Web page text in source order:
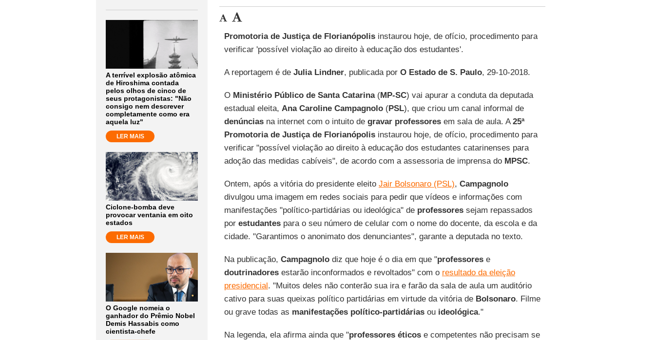
A terrível explosão atômica
de Hiroshima contada
pelos olhos de cinco de
seus protagonistas: "Não
consigo nem descrever
completamente como era
aquela luz"
LER MAIS
Ciclone-bomba deve
provocar ventania em oito
estados
LER MAIS
O Google nomeia o
ganhador do Prêmio Nobel
Demis Hassabis como
cientista-chefe
Promotoria de Justiça de Florianópolisinstaurou hoje, de ofício, procedimento para
verificar 'possível violação ao direito à educação dos estudantes'.
A reportagem é deJulia Lindner, publicada por O Estado de S. Paulo, 29-10-2018.
O Ministério Público de Santa Catarina(MP-SC) vai apurar a conduta da deputada
estadual eleita, Ana Caroline Campagnolo(PSL), que criou um canal informal de
denúnciasna internet com o intuito de gravar professoresem sala de aula. A25ª
Promotoria de Justiça de Florianópolisinstaurou hoje, de ofício, procedimento para
verificar "possível violação ao direito à educação dos estudantes catarinenses para
adoção das medidas cabíveis", de acordo com a assessoria de imprensa do MPSC.
Ontem, após a vitória do presidente eleito Jair Bolsonaro (PSL), Campagnolo
divulgou uma imagem em redes sociais para pedir que vídeos e informações com
manifestações "político-partidárias ou ideológica" de professoressejam repassados
por estudantespara o seu número de celular com o nome do docente, da escola e da
cidade. "Garantimos o anonimato dos denunciantes", garante a deputada no texto.
Na publicação, Campagnolodiz que hoje é o dia em que "professores e
doutrinadoresestarão inconformados e revoltados" com o resultado da eleição
presidencial. "Muitos deles não conterão sua ira e farão da sala de aula um auditório
cativo para suas queixas político partidárias em virtude da vitória de Bolsonaro. Filme
ou grave todas as manifestações político-partidáriasou ideológica."
Na legenda, ela afirma ainda que "professores éticose competentes não precisam se